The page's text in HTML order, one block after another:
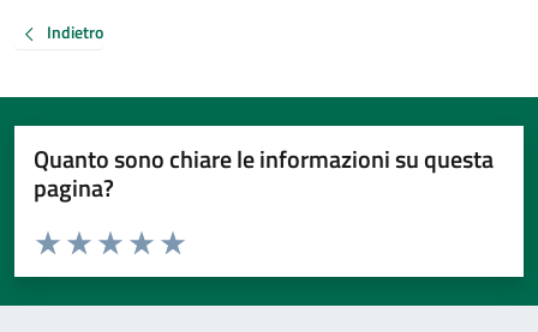
Indietro
Quanto sono chiare le informazioni su questa
pagina?
Valuta da 1 a 5 stelle la pagina
Valuta 5 stelle su 5
Valuta 4 stelle su 5
Valuta 3 stelle su 5
Valuta 2 stelle su 5
Valuta 1 stelle su 5